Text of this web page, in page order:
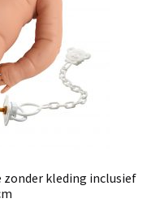
kleding inclusief